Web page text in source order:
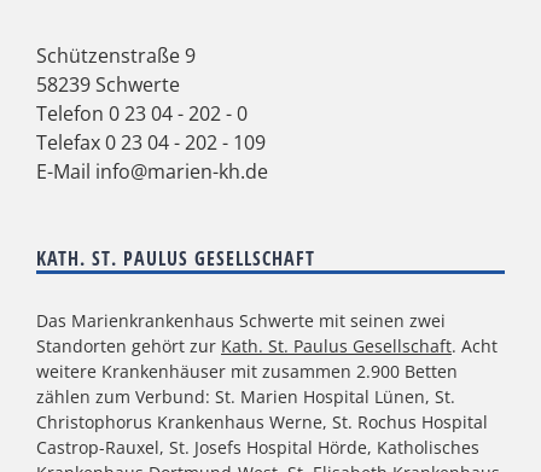
Schützenstraße 9
58239 Schwerte
Telefon 0 23 04 - 202 - 0
Telefax 0 23 04 - 202 - 109
E-Mail info@marien-kh.de
KATH. ST. PAULUS GESELLSCHAFT
Das Marienkrankenhaus Schwerte mit seinen zwei
Standorten gehört zur Kath. St. Paulus Gesellschaft. Acht
weitere Krankenhäuser mit zusammen 2.900 Betten
zählen zum Verbund: St. Marien Hospital Lünen, St.
Christophorus Krankenhaus Werne, St. Rochus Hospital
Castrop-Rauxel, St. Josefs Hospital Hörde, Katholisches